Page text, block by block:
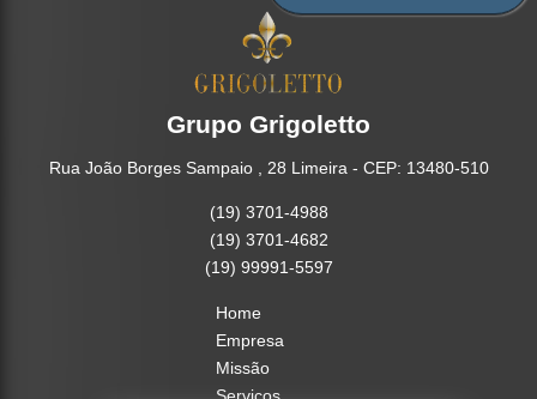
Grupo Grigoletto
Rua João Borges Sampaio , 28 Limeira - CEP: 13480-510
(19) 3701-4988
(19) 3701-4682
(19) 99991-5597
Home
Empresa
Missão